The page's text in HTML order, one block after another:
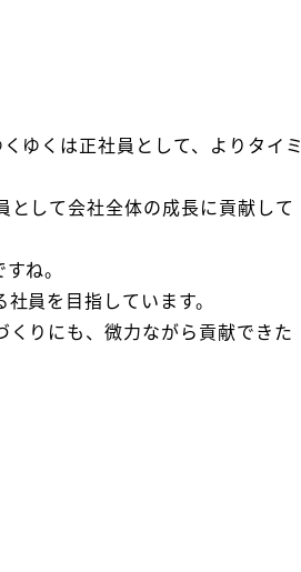
ゆくは正社員として、よりタイミ
して会社全体の成長に貢献して
ね。
員を目指しています。
りにも、微力ながら貢献できた